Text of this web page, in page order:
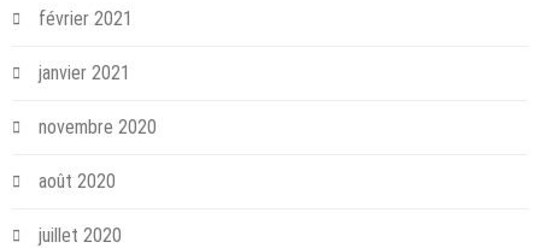
février 2021
janvier 2021
novembre 2020
août 2020
juillet 2020